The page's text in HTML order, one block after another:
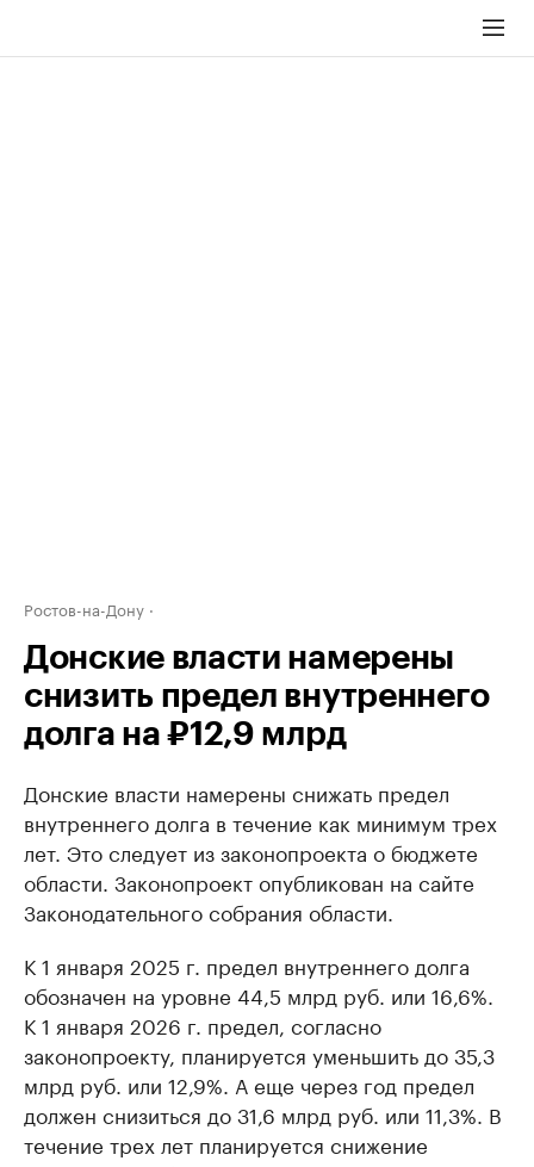
Ростов-на-Дону
Донские власти намерены
снизить предел внутреннего
долга на ₽12,9 млрд
Донские власти намерены снижать предел
внутреннего долга в течение как минимум трех
лет. Это следует из законопроекта о бюджете
области. Законопроект опубликован на сайте
Законодательного собрания области.
К 1 января 2025 г. предел внутреннего долга
обозначен на уровне 44,5 млрд руб. или 16,6%.
К 1 января 2026 г. предел, согласно
законопроекту, планируется уменьшить до 35,3
млрд руб. или 12,9%. А еще через год предел
должен снизиться до 31,6 млрд руб. или 11,3%. В
течение трех лет планируется снижение